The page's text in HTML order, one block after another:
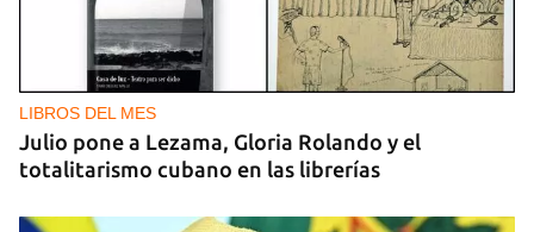
GASOLINA
En la Vía Blanca surgen puestos de venta de
gasolina en botellas de un litro
LIBROS DEL MES
Julio pone a Lezama, Gloria Rolando y el
totalitarismo cubano en las librerías